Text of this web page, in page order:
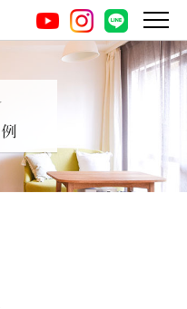
youtube instagram LINE
施工事例